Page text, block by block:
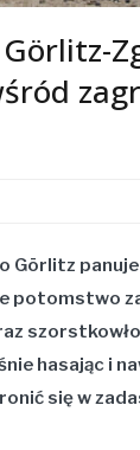
Görlitz
potomstwo
hasając i
się w